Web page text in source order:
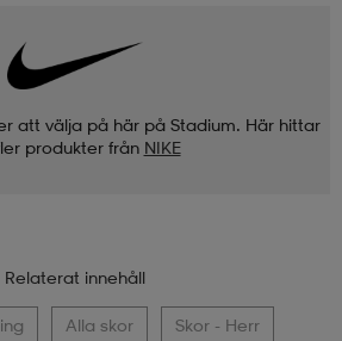
att välja på här på Stadium. Här hittar
produkter från NIKE
Relaterat innehåll
Alla skor Skor - Herr